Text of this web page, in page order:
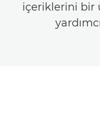
içeriklerini bir